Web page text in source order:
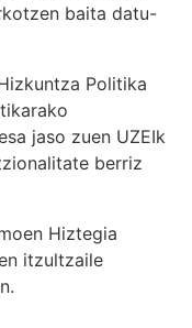
baita datu-
Politika
jaso zuen UZEIk
berriz
Hiztegia
itzultzaile